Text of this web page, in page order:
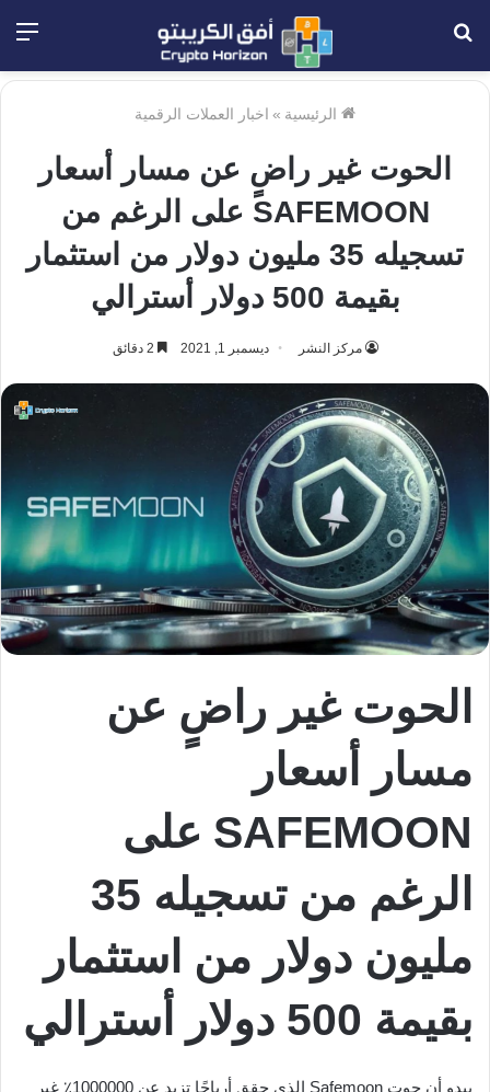
الرئيسية » اخبار العملات الرقمية
الحوت غير راضٍ عن مسار أسعار
SAFEMOON على الرغم من
تسجيله 35 مليون دولار من استثمار
بقيمة 500 دولار أسترالي
مركز النشر ديسمبر 1, 2021
الحوت غير راضٍ عن
مسار أسعار
SAFEMOON على
الرغم من تسجيله 35
مليون دولار من استثمار
بقيمة 500 دولار أسترالي
يبدو أن حوت Safemoon الذي حقق أرباحًا تزيد عن 1000000٪ غير